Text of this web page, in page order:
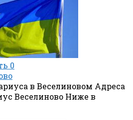
0
в Веселиновом Адреса
Веселиново Ниже в